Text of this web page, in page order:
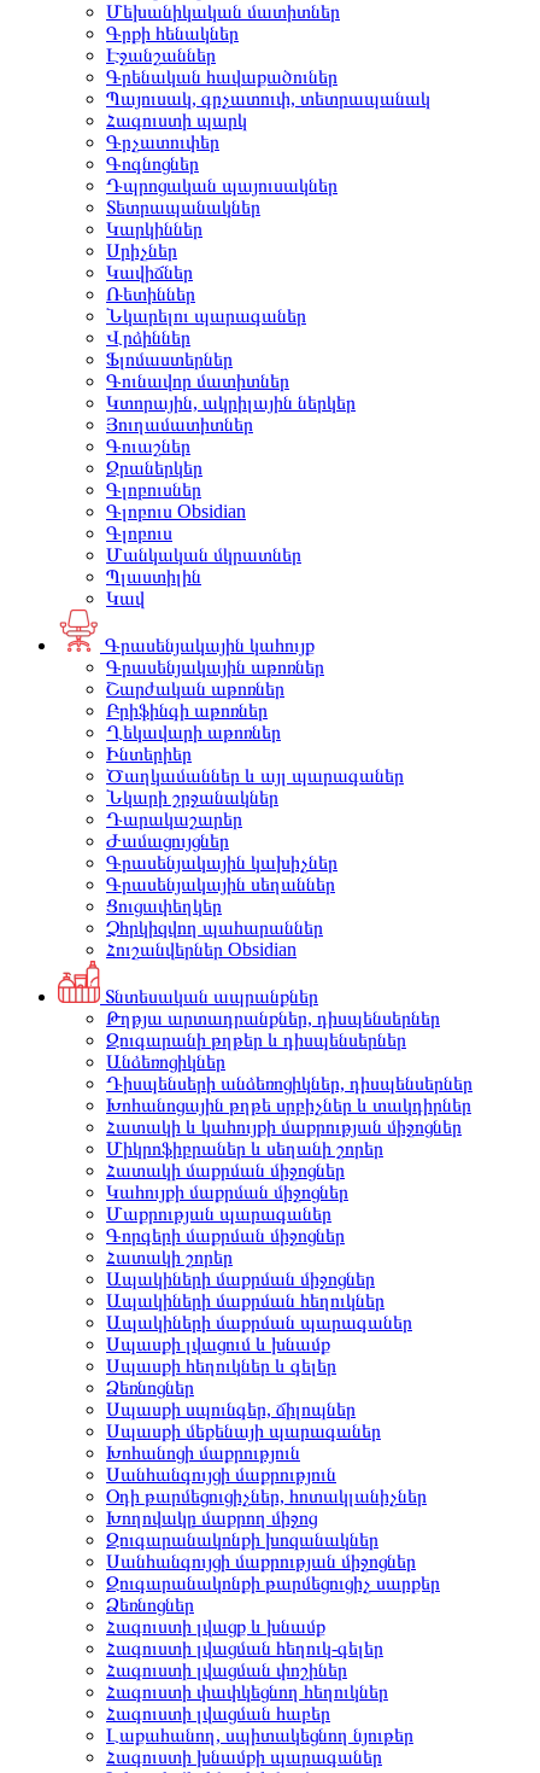
Մեխանիկական մատիտներ
Գրքի հենակներ
Էջանշաններ
Գրենական հավաքածուներ
Պայուսակ, գրչատուփ, տետրապանակ
Հագուստի պարկ
Գրչատուփեր
Գոգնոցներ
Դպրոցական պայուսակներ
Տետրապանակներ
Կարկիններ
Սրիչներ
Կավիճներ
Ռետիններ
Նկարելու պարագաներ
Վրձիններ
Ֆլոմաստերներ
Գունավոր մատիտներ
Կտորային, ակրիլային ներկեր
Յուղամատիտներ
Գուաշներ
Ջրաներկեր
Գլոբուսներ
Գլոբուս Obsidian
Գլոբուս
Մանկական մկրատներ
Պլաստիլին
Կավ
Գրասենյակային կահույք
Գրասենյակային աթոռներ
Շարժական աթոռներ
Բրիֆինգի աթոռներ
Ղեկավարի աթոռներ
Ինտերիեր
Ծաղկամաններ և այլ պարագաներ
Նկարի շրջանակներ
Դարակաշարեր
Ժամացույցներ
Գրասենյակային կախիչներ
Գրասենյակային սեղաններ
Ցուցափեղկեր
Չհրկիզվող պահարաններ
Հուշանվերներ Obsidian
Տնտեսական ապրանքներ
Թղթյա արտադրանքներ, դիսպենսերներ
Զուգարանի թղթեր և դիսպենսերներ
Անձեռոցիկներ
Դիսպենսերի անձեռոցիկներ, դիսպենսերներ
Խոհանոցային թղթե սրբիչներ և տակդիրներ
Հատակի և կահույքի մաքրության միջոցներ
Միկրոֆիբրաներ և սեղանի շորեր
Հատակի մաքրման միջոցներ
Կահույքի մաքրման միջոցներ
Մաքրության պարագաներ
Գորգերի մաքրման միջոցներ
Հատակի շորեր
Ապակիների մաքրման միջոցներ
Ապակիների մաքրման հեղուկներ
Ապակիների մաքրման պարագաներ
Սպասքի լվացում և խնամք
Սպասքի հեղուկներ և գելեր
Ձեռնոցներ
Սպասքի սպունգեր, ճիլոպներ
Սպասքի մեքենայի պարագաներ
Խոհանոցի մաքրություն
Սանհանգույցի մաքրություն
Օդի թարմեցուցիչներ, հոտակլանիչներ
Խողովակը մաքրող միջոց
Զուգարանակոնքի խոզանակներ
Սանհանգույցի մաքրության միջոցներ
Զուգարանակոնքի թարմեցուցիչ սարքեր
Ձեռնոցներ
Հագուստի լվացք և խնամք
Հագուստի լվացման հեղուկ-գելեր
Հագուստի լվացման փոշիներ
Հագուստի փափկեցնող հեղուկներ
Հագուստի լվացման հաբեր
Լաքահանող, սպիտակեցնող նյութեր
Հագուստի խնամքի պարագաներ